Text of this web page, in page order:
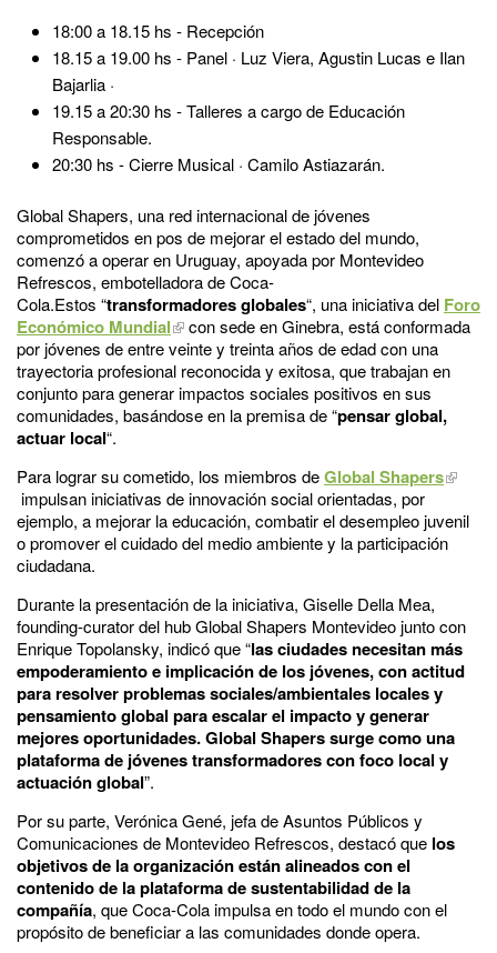
18:00 a 18.15 hs - Recepción
18.15 a 19.00 hs - Panel · Luz Viera, Agustin Lucas e Ilan
Bajarlia ·
19.15 a 20:30 hs - Talleres a cargo de Educación
Responsable.
20:30 hs - Cierre Musical · Camilo Astiazarán.
Global Shapers, una red internacional de jóvenes
comprometidos en pos de mejorar el estado del mundo,
comenzó a operar en Uruguay, apoyada por Montevideo
Refrescos, embotelladora de Coca-
Cola.Estos “transformadores globales“, una iniciativa del Foro
Económico Mundial
con sede en Ginebra, está conformada
por jóvenes de entre veinte y treinta años de edad con una
trayectoria profesional reconocida y exitosa, que trabajan en
conjunto para generar impactos sociales positivos en sus
comunidades, basándose en la premisa de “pensar global,
actuar local“.
Para lograr su cometido, los miembros deGlobal Shapers
impulsan iniciativas de innovación social orientadas, por
ejemplo, a mejorar la educación, combatir el desempleo juvenil
o promover el cuidado del medio ambiente y la participación
ciudadana.
Durante la presentación de la iniciativa, Giselle Della Mea,
founding-curator del hub Global Shapers Montevideo junto con
Enrique Topolansky, indicó que “las ciudades necesitan más
empoderamiento e implicación de los jóvenes, con actitud
para resolver problemas sociales/ambientales locales y
pensamiento global para escalar el impacto y generar
mejores oportunidades. Global Shapers surge como una
plataforma de jóvenes transformadores con foco local y
actuación global”.
Por su parte, Verónica Gené, jefa de Asuntos Públicos y
Comunicaciones de Montevideo Refrescos, destacó que los
objetivos de la organización están alineados con el
contenido de la plataforma de sustentabilidad de la
compañía, que Coca-Cola impulsa en todo el mundo con el
propósito de beneficiar a las comunidades donde opera.